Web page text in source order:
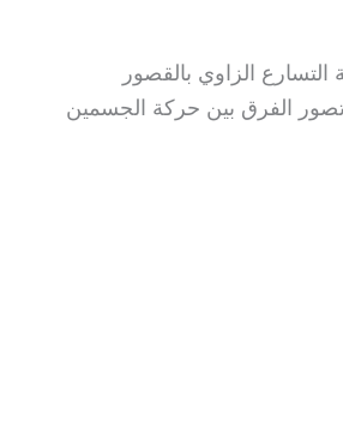
التسارع الزاوي بالقصور
الفرق بين حركة الجسمين